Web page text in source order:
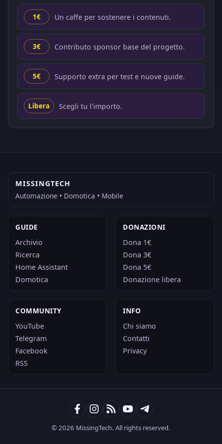
1€ Un caffe per sostenere i contenuti.
3€ Contributo sponsor base del progetto.
5€ Supporto extra per test e nuove guide.
Libera Scegli tu l'importo.
MISSINGTECH
Automazione • Domotica • Mobile
GUIDE
Archivio
Ricerca
Home Assistant
Domotica
DONAZIONI
Dona 1€
Dona 3€
Dona 5€
Donazione libera
COMMUNITY
YouTube
Telegram
Facebook
RSS
INFO
Chi siamo
Contatti
Privacy
© 2026 MissingTech. All rights reserved.